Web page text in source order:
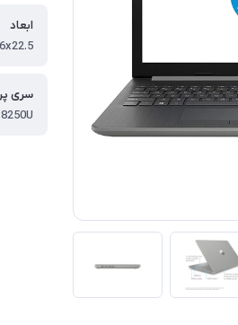
ابعاد
سری